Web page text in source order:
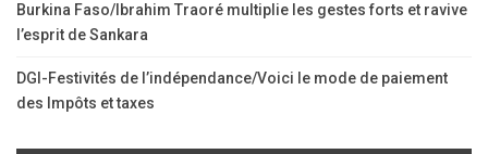
Burkina Faso/Ibrahim Traoré multiplie les gestes forts et ravive
l’esprit de Sankara
DGI-Festivités de l’indépendance/Voici le mode de paiement
des Impôts et taxes